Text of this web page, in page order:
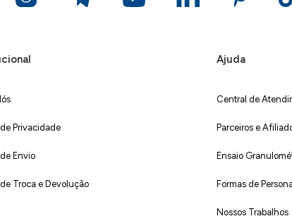
Privacidade
Envio
Troca e Devolução
Ajuda
Central de
Parceiros e
Ensaio
Formas de
Nossos Trabalhos